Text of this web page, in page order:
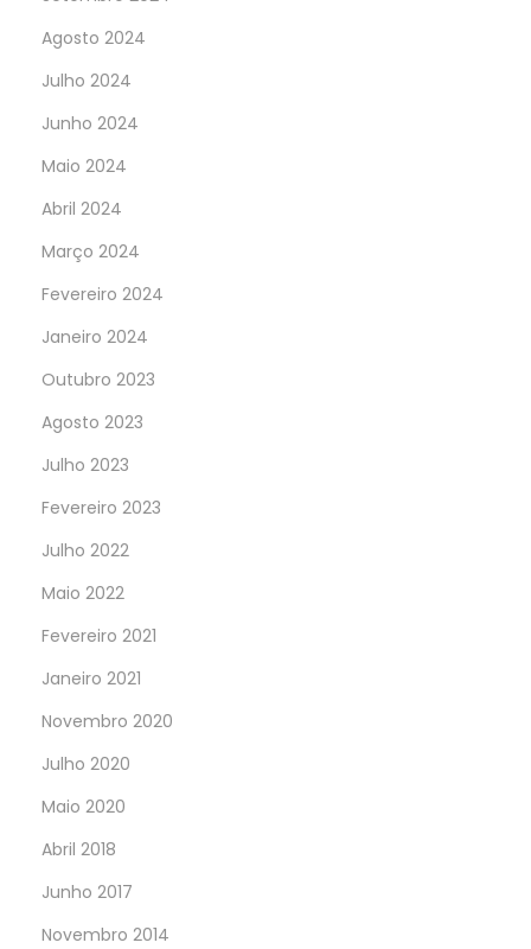
Agosto 2024
Julho 2024
Junho 2024
Maio 2024
Abril 2024
Março 2024
Fevereiro 2024
Janeiro 2024
Outubro 2023
Agosto 2023
Julho 2023
Fevereiro 2023
Julho 2022
Maio 2022
Fevereiro 2021
Janeiro 2021
Novembro 2020
Julho 2020
Maio 2020
Abril 2018
Junho 2017
Novembro 2014